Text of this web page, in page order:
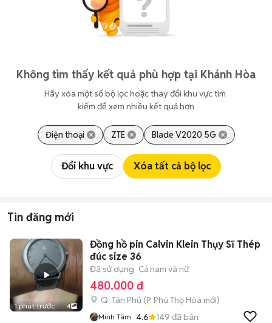
Không tìm thấy kết quả phù hợp tại Khánh Hòa
Hãy xóa một số bộ lọc hoặc thay đổi khu vực tìm
kiếm để xem nhiều kết quả hơn
Điện thoại ZTE Blade V2020 5G
Đổi khu vực Xóa tất cả bộ lọc
Tin đăng mới
1 phút trước 4
Đồng hồ pin Calvin Klein Thụy Sĩ Thép
đúc size 36
Đã sử dụng Cả nam và nữ
480.000 đ
Q. Tân Phú (P. Phú Thọ Hòa mới)
Minh Tâm 4.6 149 đã bán